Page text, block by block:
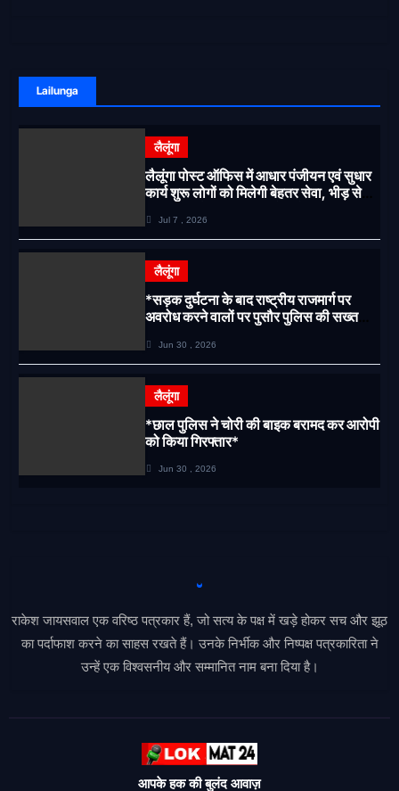
Lailunga
लैलूंगा
लैलूंगा पोस्ट ऑफिस में आधार पंजीयन एवं सुधार
कार्य शुरू लोगों को मिलेगी बेहतर सेवा, भीड़ से
Jul 7 , 2026
लैलूंगा
*सड़क दुर्घटना के बाद राष्ट्रीय राजमार्ग पर
अवरोध करने वालों पर पुसौर पुलिस की सख्त
Jun 30 , 2026
लैलूंगा
*छाल पुलिस ने चोरी की बाइक बरामद कर आरोपी
को किया गिरफ्तार*
Jun 30 , 2026
राकेश जायसवाल एक वरिष्ठ पत्रकार हैं, जो सत्य के पक्ष में खड़े होकर सच और झूठ
का पर्दाफाश करने का साहस रखते हैं। उनके निर्भीक और निष्पक्ष पत्रकारिता ने
उन्हें एक विश्वसनीय और सम्मानित नाम बना दिया है।
आपके हक की बुलंद आवाज़